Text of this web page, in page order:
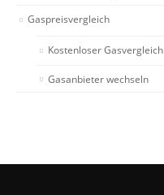
Gaspreisvergleich
Kostenloser Gasvergleich
Gasanbieter wechseln